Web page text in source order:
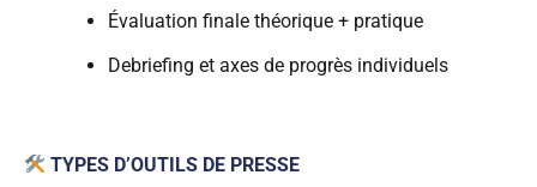
Évaluation finale théorique + pratique
Debriefing et axes de progrès individuels
TYPES D’OUTILS DE PRESSE